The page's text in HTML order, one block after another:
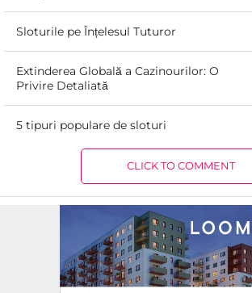
Sloturile pe Înțelesul Tuturor
Extinderea Globală a Cazinourilor: O
Privire Detaliată
5 tipuri populare de sloturi
CLICK TO COMMENT